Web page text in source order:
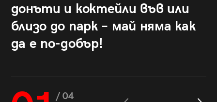
донъти и коктейли във или
близо до парк – май няма как
да е по-добър!
/ 04